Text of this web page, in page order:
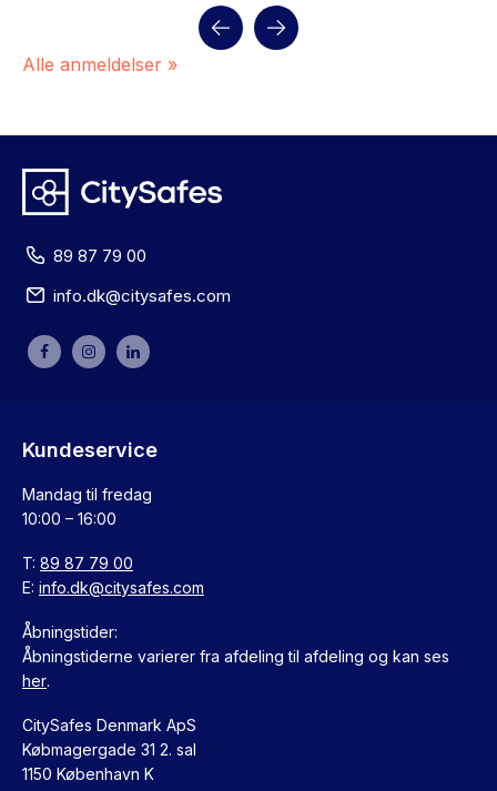
Alle anmeldelser »
89 87 79 00
info.dk@citysafes.com
Kundeservice
Mandag til fredag
10:00 – 16:00
T: 89 87 79 00
E: info.dk@citysafes.com
Åbningstider:
Åbningstiderne varierer fra afdeling til afdeling og kan ses
her.
CitySafes Denmark ApS
Købmagergade 31 2. sal
1150 København K